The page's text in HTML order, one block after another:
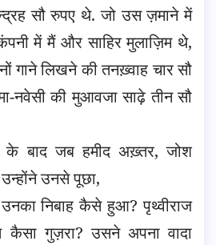
सौ रुपए थे. जो उस ज़माने में
में मैं और साहिर मुलाज़िम थे,
गाने लिखने की तनख़्वाह चार सौ
नवेसी की मुआवजा साढ़े तीन सौ
बाद जब हमीद अख़्तर, जोश
उन्होंने उनसे पूछा,
निबाह कैसे हुआ? पृथ्वीराज
गुज़रा? उसने अपना वादा